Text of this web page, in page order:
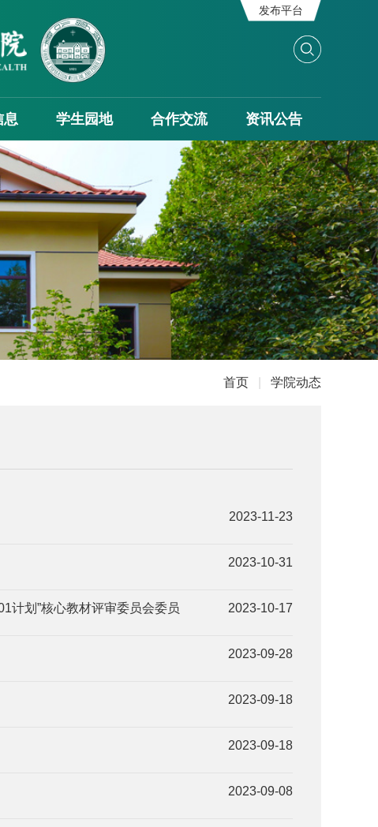
发布平台
息 学生园地 合作交流 资讯公告
首页 学院动态
2023-11-23
2023-10-31
2023-10-17
计划”核心教材评审委员会委员
2023-09-28
2023-09-18
2023-09-18
2023-09-08